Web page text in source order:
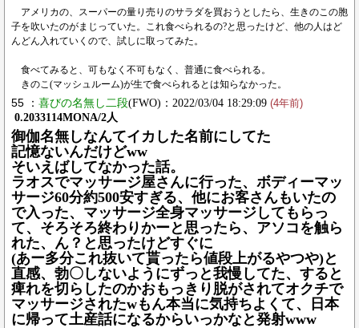
アメリカの、スーパーの量り売りのサラダを買おうとしたら、生きのこの胞
子を吹いたのがまじっていた。これ食べられるの?と思ったけど、他の人はど
んどん入れていくので、試しに取ってみた。
食べてみると、可もなく不可もなく、普通に食べられる。
きのこ(マッシュルーム)が生で食べられるとは知らなかった。
55 ： 喜びの名無し二段(FWO)：2022/03/04 18:29:09 (4年前)
0.2033114MONA/2人
御伽名無しなんてイカした名前にしてた
記憶ないんだけどww
そいえばしてなかった話。
ラオスでマッサージ屋さんに行った、ボディーマッ
サージ60分約500安すぎる、他にお客さんもいたの
で入った、マッサージ全身マッサージしてもらっ
て、そろそろ終わりかーと思ったら、アソコを触ら
れた、ん？と思ったけどすぐに
(あー多分これ抜いて貰ったら値段上がるやつや)と
直感、勃〇しないようにずっと我慢してた、すると
痺れを切らしたのかおもっきり脱がされてオクチで
マッサージされたwもん本当に気持ちよくて、日本
に帰って土産話になるからいっかなと発射www